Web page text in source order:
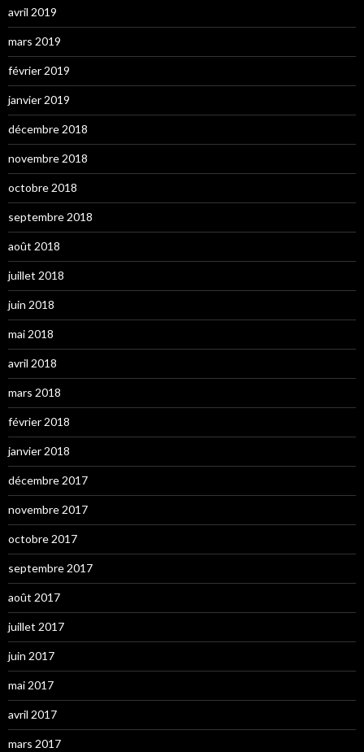
avril 2019
mars 2019
février 2019
janvier 2019
décembre 2018
novembre 2018
octobre 2018
septembre 2018
août 2018
juillet 2018
juin 2018
mai 2018
avril 2018
mars 2018
février 2018
janvier 2018
décembre 2017
novembre 2017
octobre 2017
septembre 2017
août 2017
juillet 2017
juin 2017
mai 2017
avril 2017
mars 2017